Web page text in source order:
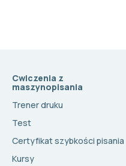
Cwiczenia z
maszynopisania
Trener druku
Test
Certyfikat szybkości pisania
Kursy